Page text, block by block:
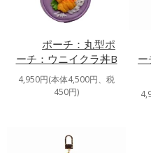
ポーチ：丸型ポ
ーチ：ウニイクラ丼B
4,950円(本体4,500円、税
450円)